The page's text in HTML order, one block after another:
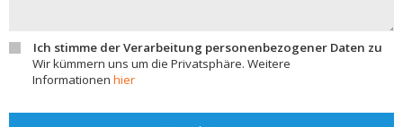
Ich stimme der Verarbeitung personenbezogener Daten zu
Wir kümmern uns um die Privatsphäre. Weitere
Informationen hier